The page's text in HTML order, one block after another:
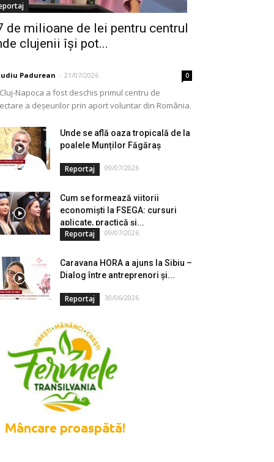
de milioane de lei pentru centrul
clujenii își pot...
Padurean - 21/07/2026 0
Napoca a fost deschis primul centru de
a deșeurilor prin aport voluntar din România.
Unde se află oaza tropicală de la
poalele Munților Făgăraș
Reportaj 09/07/2026
Cum se formează viitorii
economiști la FSEGA: cursuri
aplicate, practică și...
Reportaj 09/07/2026
Caravana HORA a ajuns la Sibiu –
Dialog între antreprenori și...
Reportaj 30/06/2026